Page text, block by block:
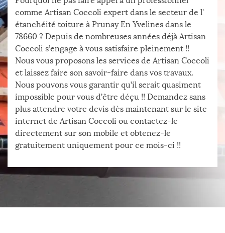
comme Artisan Coccoli expert dans le secteur de l`
étanchéité toiture à Prunay En Yvelines dans le
78660 ? Depuis de nombreuses années déjà Artisan
Coccoli s’engage à vous satisfaire pleinement !!
Nous vous proposons les services de Artisan Coccoli
et laissez faire son savoir-faire dans vos travaux.
Nous pouvons vous garantir qu’il serait quasiment
impossible pour vous d’être déçu !! Demandez sans
plus attendre votre devis dès maintenant sur le site
internet de Artisan Coccoli ou contactez-le
directement sur son mobile et obtenez-le
gratuitement uniquement pour ce mois-ci !!